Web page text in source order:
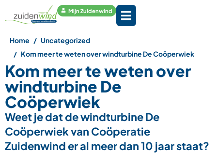
Mijn Zuidenwind
Home
Uncategorized
Kom meer te weten over windturbine De Coöperwiek
Kom meer te weten over
windturbine De
Coöperwiek
Weet je dat de windturbine De
Coöperwiek van Coöperatie
Zuidenwind er al meer dan 10 jaar staat?